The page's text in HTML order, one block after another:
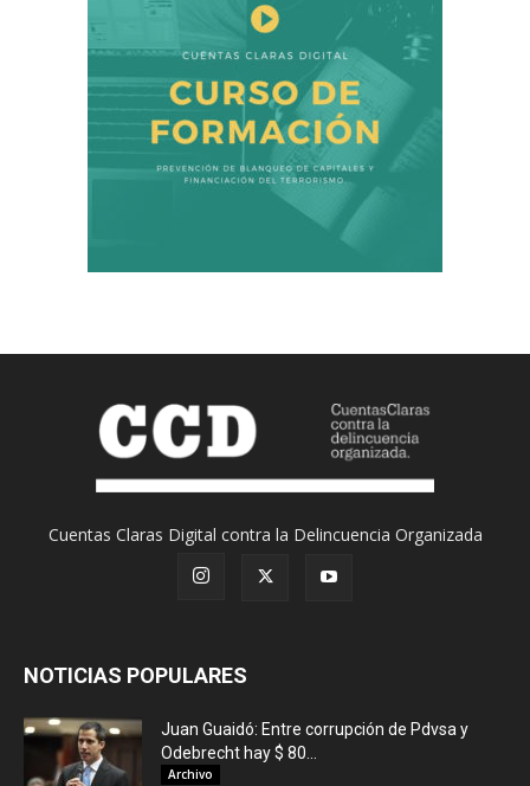
Cuentas Claras Digital contra la Delincuencia Organizada
NOTICIAS POPULARES
Juan Guaidó: Entre corrupción de Pdvsa y
Odebrecht hay $ 80...
Archivo